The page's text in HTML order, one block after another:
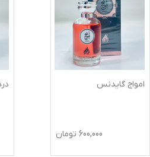
امواج گایدنس
600,000 تومان